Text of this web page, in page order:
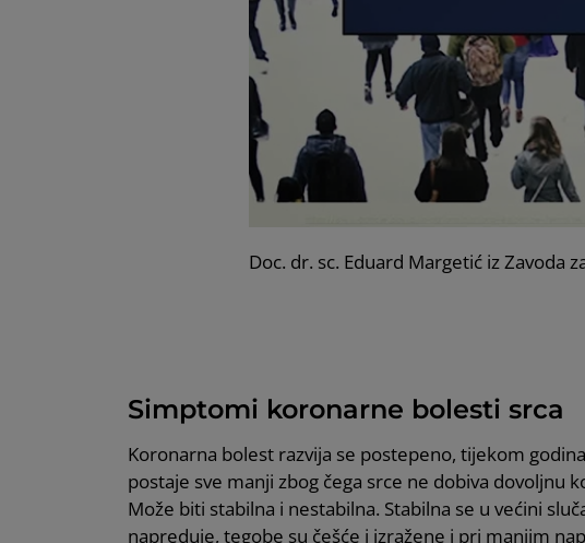
Doc. dr. sc. Eduard Margetić iz Zavoda
Simptomi koronarne bolesti srca
Koronarna bolest razvija se postepeno, tijekom
postaje sve manji zbog čega srce ne dobiva dovoljnu
Može biti stabilna i nestabilna. Stabilna se u većini
napreduje, tegobe su češće i izražene i pri manjim